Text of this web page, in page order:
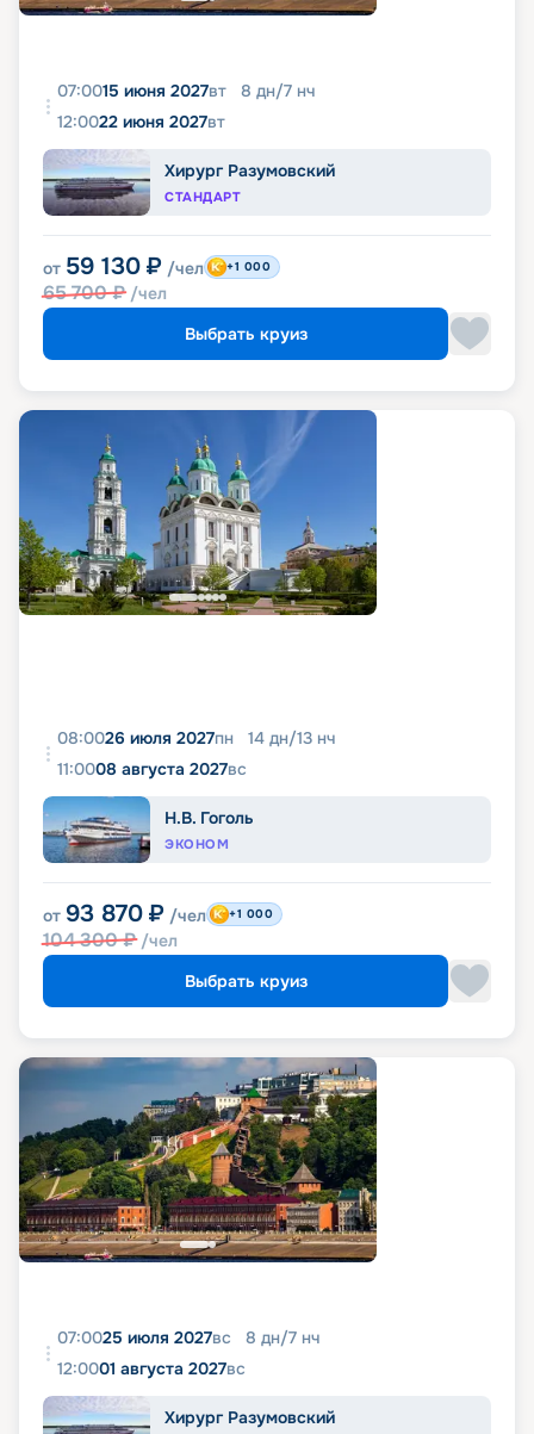
07:0015 июня 2027вт 8 дн/7 нч
12:0022 июня 2027вт
Хирург Разумовский
СТАНДАРТ
от 59 130 ₽ /чел
65 700₽ /чел
+1 000
Выбрать круиз
08:0026 июля 2027пн 14 дн/13 нч
11:0008 августа 2027вс
Н.В. Гоголь
ЭКОНОМ
от 93 870 ₽ /чел
104 300₽ /чел
+1 000
Выбрать круиз
07:0025 июля 2027вс 8 дн/7 нч
12:0001 августа 2027вс
Хирург Разумовский